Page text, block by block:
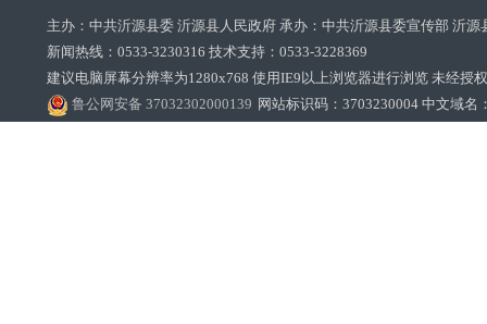
主办：中共沂源县委 沂源县人民政府 承办：中共沂源县委宣传部 沂
新闻热线：0533-3230316 技术支持：0533-3228369‌‌
建议电脑屏幕分辨率为1280x768 使用IE9以上浏览器进行浏览 未经授
鲁公网安备 37032302000139 网站标识码：3703230004 中文域名